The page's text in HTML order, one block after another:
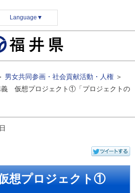
Language ▼
男女共同参画・社会貢献活動・人権 ＞
義 仮想プロジェクト①「プロジェクトの
想プロジェクト①